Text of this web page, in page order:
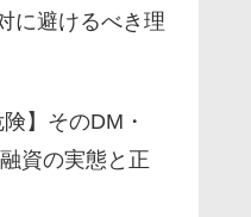
に避けるべき理
】そのDM・
資の実態と正